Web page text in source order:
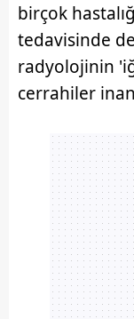
birçok
tedavisinde
radyolojinin
cerrahiler